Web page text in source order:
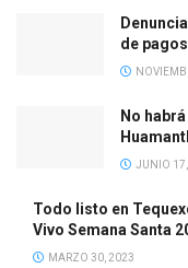
de
No
JUNIO
Todo listo en
Vivo Semana Santa
MARZO 30, 2023